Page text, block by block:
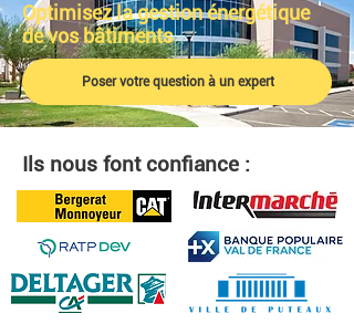
Optimisez la gestion énergétique
de vos bâtiments
Poser votre question à un expert
Ils nous font confiance :